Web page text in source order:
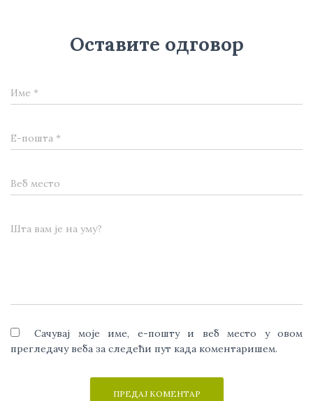
Оставите одговор
Име *
Е-пошта *
Веб место
Шта вам је на уму?
Сачувај моје име, е-пошту и веб место у овом
прегледачу веба за следећи пут када коментаришем.